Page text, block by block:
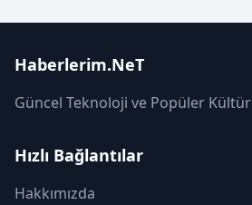
Haberlerim.NeT
Güncel Teknoloji ve Popüler Kültür
Hızlı Bağlantılar
Hakkımızda